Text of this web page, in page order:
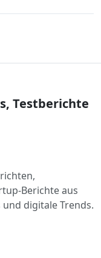
Testberichte
Berichte aus
digitale Trends.